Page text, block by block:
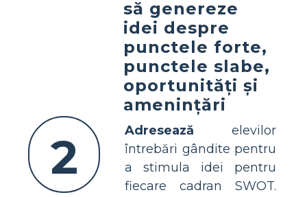
2
să genereze
idei despre
punctele forte,
punctele slabe,
oportunități și
amenințări
Adresează elevilor
întrebări gândite pentru
a stimula idei pentru
fiecare cadran SWOT.